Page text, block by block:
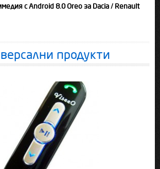
с Android 8.0 Oreo за Dacia / Renault
продукти